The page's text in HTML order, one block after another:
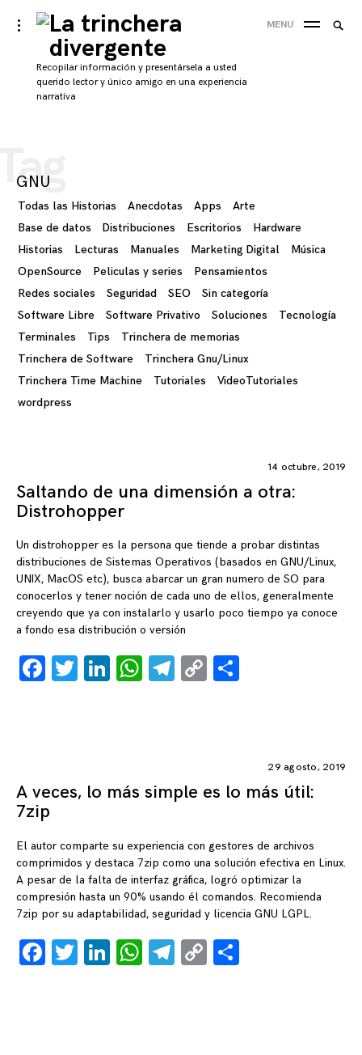
Skip
to
content
La trinchera
divergente
Recopilar información y presentársela a usted
querido lector y único amigo en una experiencia
narrativa
toggle
open/close
sidebar
MENU
GNU
Todas las Historias Anecdotas Apps
Arte
Base de datos
Distribuciones Escritorios
Hardware
Historias
Lecturas Manuales Marketing Digital
Música
OpenSource
Peliculas y series
Pensamientos
Redes sociales
Seguridad SEO
Sin categoría
Software Libre
Software Privativo Soluciones
Tecnología
Terminales
Tips
Trinchera de memorias
Trinchera de Software
Trinchera Gnu/Linux
Trinchera Time Machine
Tutoriales
VideoTutoriales
wordpress
14 octubre, 2019
Saltando de una dimensión a otra:
Distrohopper
Un distrohopper es la persona que tiende a probar distintas
distribuciones de Sistemas Operativos (basados en GNU/Linux,
UNIX, MacOS etc), busca abarcar un gran numero de SO para
conocerlos y tener noción de cada uno de ellos, generalmente
creyendo que ya con instalarlo y usarlo poco tiempo ya conoce
a fondo esa distribución o versión
Facebook
Twitter
LinkedIn
WhatsApp
Telegram
Copy
29 agosto, 2019
A veces, lo más simple es lo más útil:
7zip
El autor comparte su experiencia con gestores de archivos
comprimidos y destaca 7zip como una solución efectiva en Linux.
A pesar de la falta de interfaz gráfica, logró optimizar la
compresión hasta un 90% usando él comandos. Recomienda
7zip por su adaptabilidad, seguridad y licencia GNU LGPL.
Facebook
Twitter
LinkedIn
WhatsApp
Telegram
Copy